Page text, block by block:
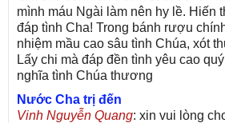
mình máu Ngài làm nên hy lề. Hiến
đáp tình Cha! Trong bánh rượu
nhiệm mầu cao sâu tình Chúa, xót
Lấy chi mà đáp đền tình yêu cao
nghĩa tình Chúa thương
Nước Cha trị đến
Vinh Nguyễn Quang: xin vui lòng